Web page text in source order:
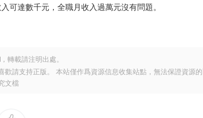
可達數千元，全職月收入過萬元沒有問題。
，轉載請注明出處。
請支持正版。 本站僅作爲資源信息收集站點，無法保證資源
文檔